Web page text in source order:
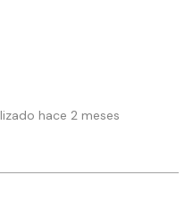
hace 2 meses